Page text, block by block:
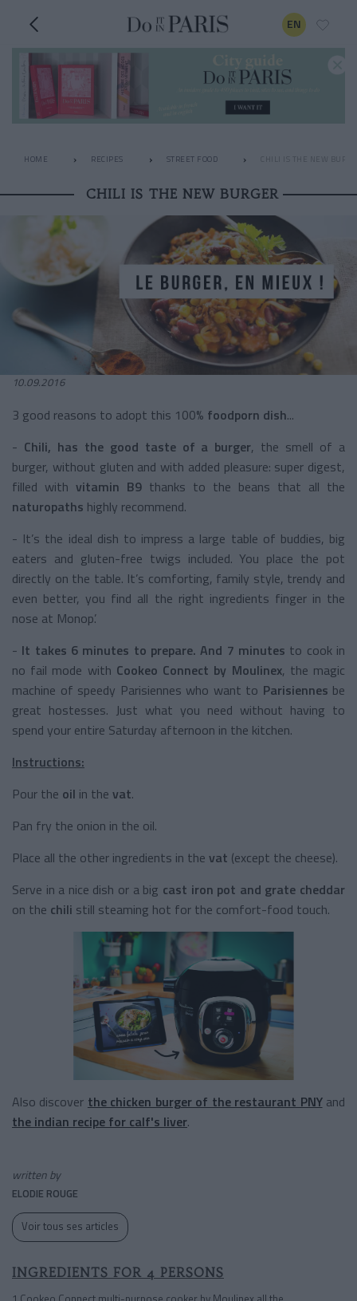
EN
HOME RECIPES STREET FOOD CHILI IS THE NEW
CHILI IS THE NEW BURGER
10.09.2016
3 good reasons to adopt this 100% foodporn dish...
- Chili, has the good taste of a burger, the smell of a
burger, without gluten and with added pleasure: super digest,
filled with vitamin B9 thanks to the beans that all the
naturopaths highly recommend.
- It’s the ideal dish to impress a large table of buddies, big
eaters and gluten-free twigs included. You place the pot
directly on the table. It’s comforting, family style, trendy and
even better, you find all the right ingredients finger in the
nose at Monop’.
- It takes 6 minutes to prepare. And 7 minutes to cook in
no fail mode with Cookeo Connect by Moulinex, the magic
machine of speedy Parisiennes who want to Parisiennes be
great hostesses. Just what you need without having to
spend your entire Saturday afternoon in the kitchen.
Instructions:
Pour the oil in the vat.
Pan fry the onion in the oil.
Place all the other ingredients in the vat (except the cheese).
Serve in a nice dish or a big cast iron pot and grate cheddar
on the chili still steaming hot for the comfort-food touch.
Also discover the chicken burger of the restaurant PNYand
the indian recipe for calf's liver.
written by
ELODIE ROUGE
Voir tous ses articles
INGREDIENTS FOR 4 PERSONS